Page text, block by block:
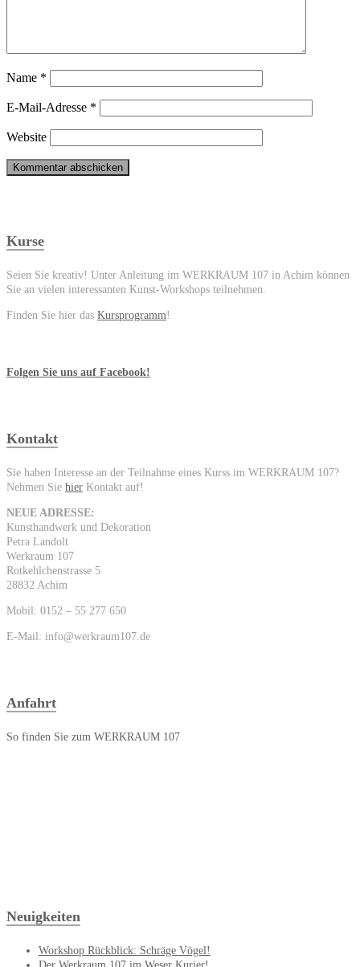
Name *
E-Mail-Adresse *
Website
Kurse
Seien Sie kreativ! Unter Anleitung im WERKRAUM 107 in Achim können
Sie an vielen interessanten Kunst-Workshops teilnehmen.
Finden Sie hier das Kursprogramm!
Folgen Sie uns auf Facebook!
Kontakt
Sie haben Interesse an der Teilnahme eines Kurss im WERKRAUM 107?
Nehmen Sie hier Kontakt auf!
NEUE ADRESSE:
Kunsthandwerk und Dekoration
Petra Landolt
Werkraum 107
Rotkehlchenstrasse 5
28832 Achim
Mobil: 0152 – 55 277 650
E-Mail: info@werkraum107.de
Anfahrt
So finden Sie zum WERKRAUM 107
Neuigkeiten
Workshop Rückblick: Schräge Vögel!